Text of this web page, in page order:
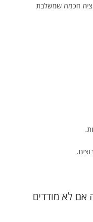
חכמה שמשלבת
לא מודדים